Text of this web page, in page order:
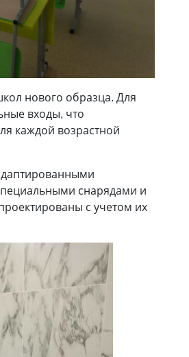
нового образца. Для
входы, что
каждой возрастной
снарядами и
с учетом их